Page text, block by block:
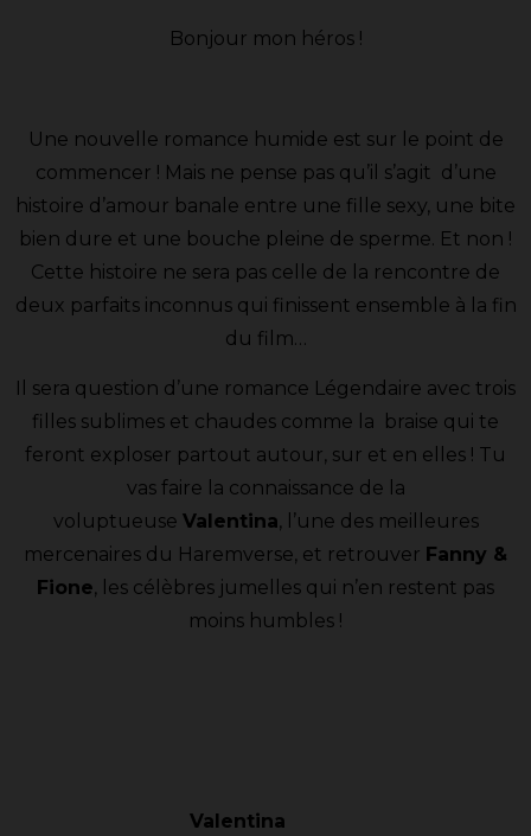
Bonjour mon héros !
Une nouvelle romance humide est sur le point de
commencer ! Mais ne pense pas qu’il s’agit d’une
histoire d’amour banale entre une fille sexy, une bite
bien dure et une bouche pleine de sperme. Et non !
Cette histoire ne sera pas celle de la rencontre de
deux parfaits inconnus qui finissent ensemble à la fin
du film…
Il sera question d’une romance Légendaire avec trois
filles sublimes et chaudes comme la braise qui te
feront exploser partout autour, sur et en elles ! Tu
vas faire la connaissance de la
voluptueuse Valentina, l’une des meilleures
mercenaires du Haremverse, et retrouver Fanny &
Fione, les célèbres jumelles qui n’en restent pas
moins humbles !
Valentina